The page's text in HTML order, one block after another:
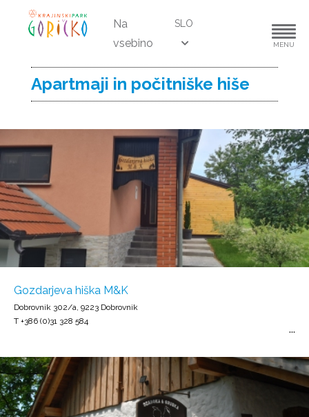
Na
vsebino
SLO
MENU
Apartmaji in počitniške hiše
Gozdarjeva hiška M&K
Dobrovnik 302/a, 9223 Dobrovnik
T +386 (0)31 328 584